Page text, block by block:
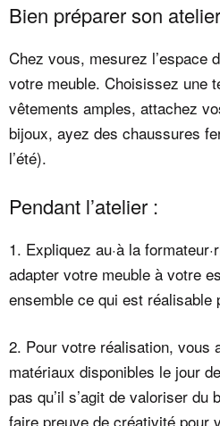
Bien préparer son
Chez vous, mesurez l’espace
votre meuble. Choisissez une
vêtements amples, attachez
bijoux, ayez des chaussures
l’été).
Pendant l’atelier :
1. Expliquez au·à la
adapter votre meuble à votre
ensemble ce qui est réalisable
2. Pour votre réalisation, vous
matériaux disponibles le jour
pas qu’il s’agit de valoriser
faire preuve de créativité pour